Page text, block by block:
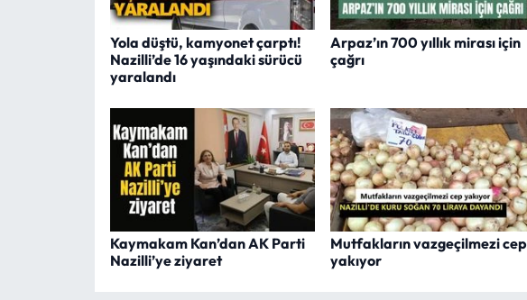
Yola düştü, kamyonet çarptı!
Nazilli’de 16 yaşındaki sürücü
yaralandı
Arpaz’ın 700 yıllık mirası için
çağrı
Kaymakam Kan’dan AK Parti
Nazilli’ye ziyaret
Mutfakların vazgeçilmezi cep
yakıyor